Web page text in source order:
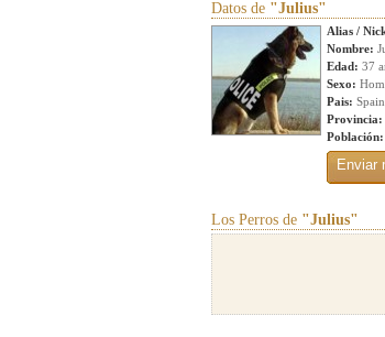
Datos de "Julius"
Alias /
Nombre:
Edad: 37
Sexo:
Pais: Spain
Provincia:
Población:
Los Perros de "Julius"